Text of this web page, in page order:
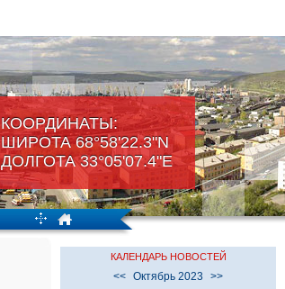
КООРДИНАТЫ:
ШИРОТА 68°58'22.3"N
ДОЛГОТА 33°05'07.4"Е
КАЛЕНДАРЬ НОВОСТЕЙ
<< Октябрь 2023
>>